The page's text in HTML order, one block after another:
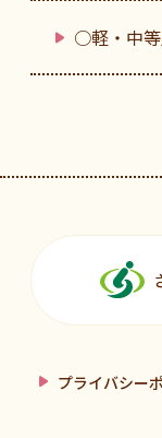
○軽・中
プライバシー